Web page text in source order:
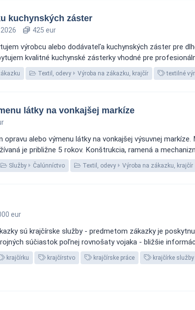
kuchynských záster
425 eur
výrobcu alebo dodávateľa kuchynských záster pre
kvalitné kuchynské zásterky vhodné pre
Textil, odevy Výroba na zákazku, krajčír textilné
látky na vonkajšej markíze
alebo výmenu látky na vonkajšej výsuvnej
je približne 5 rokov. Konštrukcia, ramená a
Služby Čalúnníctvo Textil, odevy Výroba na zákazku, krajčír
eur
sú krajčírske služby - predmetom zákazky je
súčiastok poľnej rovnošaty vojaka - bližšie
krajčírku krajčírstvo krajčírske práce krajčírke služby